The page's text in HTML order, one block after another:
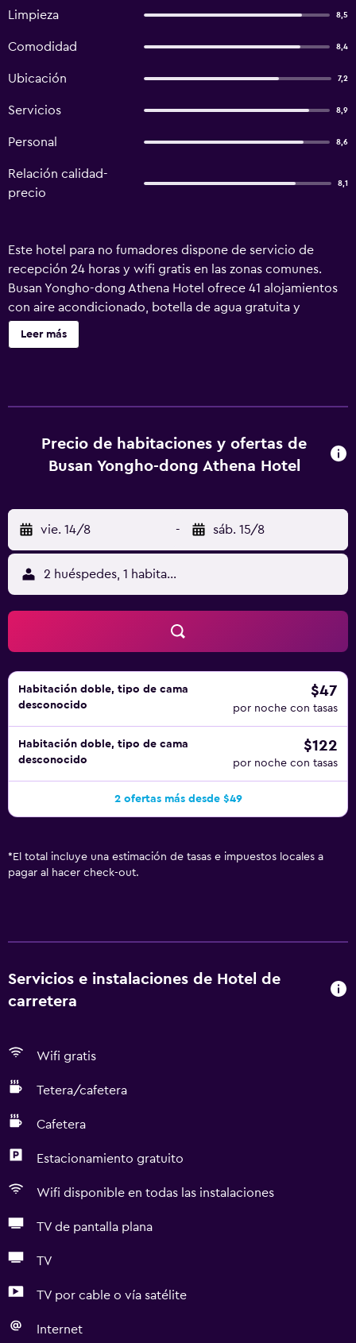
Limpieza 8,5
Comodidad 8,4
Ubicación 7,2
Servicios 8,9
Personal 8,6
Relación calidad-
precio
8,1
Este hotel para no fumadores dispone de servicio de
recepción 24 horas y wifi gratis en las zonas comunes.
Busan Yongho-dong Athena Hotel ofrece 41 alojamientos
con aire acondicionado, botella de agua gratuita y
zapatillas. Cabe destacar que este alojamiento permite a
sus clientes elegir el tipo de almohada. Se ofrece una
250 Mbps o más (de 3 a 5 personas, o hasta 10
dispositivos)).
Leer más
Precio de habitaciones y ofertas de
Busan Yongho-dong Athena Hotel
vie. 14/8 - sáb. 15/8
2 huéspedes, 1 habitación
Habitación doble, tipo de cama
desconocido
$47
por noche con tasas
Habitación doble, tipo de cama
desconocido
$122
por noche con tasas
2 ofertas más desde $49
* El total incluye una estimación de tasas e impuestos locales a
pagar al hacer check-out.
Servicios e instalaciones de Hotel de
carretera
Wifi gratis
Tetera/cafetera
Cafetera
Estacionamiento gratuito
Wifi disponible en todas las instalaciones
TV de pantalla plana
TV
TV por cable o vía satélite
Internet